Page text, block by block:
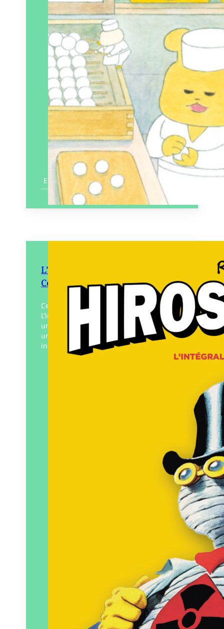
En savoir plus
L’Intégrale d’Hiroshiman –
Coffret 3 volumes
Ce coffret réunit les trois volumes de
L’intégrale d’Hiroshiman avec, en prime,
un cadeau qui ravira les fans de Rifo :
une affiche grand format (51x72cm)
inédite du…